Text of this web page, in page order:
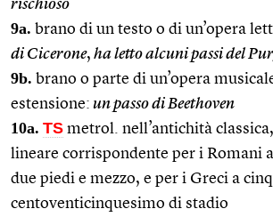
rischioso
9a. brano di un testo o di un’opera
di Cicerone, ha letto alcuni passi del
9b. brano o parte di un’opera
estensione: un passo di Beethoven
10a. TS metrol. nell’antichità
lineare corrispondente per i Romani
due piedi e mezzo, e per i Greci a
centoventicinquesimo di stadio